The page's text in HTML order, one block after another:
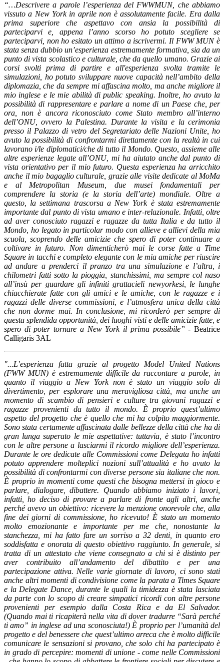
“…Descrivere a parole l’esperienza del FWWMUN, che abbiamo
vissuto a New York in aprile non è assolutamente facile. Era dalla
prima superiore che aspettavo con ansia la possibilità di
parteciparvi e, appena l’anno scorso ho potuto scegliere se
parteciparvi, non ho esitato un attimo a iscrivermi. Il FWW MUN è
stata senza dubbio un’esperienza estremamente formativa, sia da un
punto di vista scolastico e culturale, che da quello umano. Grazie ai
corsi svolti prima di partire e all'esperienza svolta tramite le
simulazioni, ho potuto sviluppare nuove capacità nell’ambito della
diplomazia, che da sempre mi affascina molto, ma anche migliore il
mio inglese e le mie abilità di public speaking. Inoltre, ho avuto la
possibilità di rappresentare e parlare a nome di un Paese che, per
ora, non è ancora riconosciuto come Stato membro all’interno
dell’ONU, ovvero la Palestina. Durante la visita e la cerimonia
presso il Palazzo di vetro del Segretariato delle Nazioni Unite, ho
avuto la possibilità di confrontarmi direttamente con la realtà in cui
lavorano i/le diplomatici/che di tutto il Mondo. Questo, assieme alle
altre esperienze legate all’ONU, mi ha aiutato anche dal punto di
vista orientativo per il mio futuro. Questa esperienza ha arricchito
anche il mio bagaglio culturale, grazie alle visite dedicate al MoMa
e al Metropolitan Museum, due musei fondamentali per
comprendere la storia (e la storia dell’arte) mondiale. Oltre a
questo, la settimana trascorsa a New York è stata estremamente
importante dal punto di vista umano e inter-relazionale. Infatti, oltre
ad aver conosciuto ragazzi e ragazze da tutta Italia e da tutto il
Mondo, ho legato in particolar modo con allieve e allievi della mia
scuola, scoprendo delle amicizie che spero di poter continuare a
coltivare in futuro. Non dimenticherò mai le corse fatte a Time
Square in tacchi e completo elegante con le mia amiche per riuscire
ad andare a prenderci il pranzo tra una simulazione e l’altra, i
chilometri fatti sotto la pioggia, stanchissimi, ma sempre col naso
all’insù per guardare gli infiniti grattacieli newyorkesi, le lunghe
chiacchierate fatte con gli amici e le amiche, con le ragazze e i
ragazzi delle diverse commissioni, e l’atmosfera unica della città
che non dorme mai. In conclusione, mi ricorderò per sempre di
questa splendida opportunità, dei luoghi visti e delle amicizie fatte, e
spero di poter tornare a New York il prima possibile”-Beatrice
Calligaris 3AL
"...L’esperienza fatta grazie al progetto Model United Nations
(FWW MUN) è estremamente difficile da raccontare a parole, in
quanto il viaggio a New York non è stato un viaggio solo di
divertimento, per esplorare una meravigliosa città, ma anche un
momento di scambio di pensieri e culture tra giovani ragazzi e
ragazze provenienti da tutto il mondo. È proprio quest’ultimo
aspetto del progetto che è quello che mi ha colpito maggiormente.
Sono stata certamente affascinata dalle bellezze della città che ha di
gran lunga superato le mie aspettative: tuttavia, è stato l’incontro
con le altre persone a lasciarmi il ricordo migliore dell’esperienza.
Durante le ore dedicate alle Commissioni come Delegata ho infatti
potuto apprendere molteplici nozioni sull’attualità e ho avuto la
possibilità di confrontarmi con diverse persone sia italiane che non.
È proprio in momenti come questi che bisogna mettersi in gioco e
parlare, dialogare, dibattere. Quando abbiamo iniziato i lavori,
infatti, ho deciso di provare a parlare di fronte agli altri, anche
perché avevo un obiettivo: ricevere la menzione onorevole che, alla
fine dei giorni di commissione, ho ricevuto! È stato un momento
molto emozionante e importante per me che, nonostante la
stanchezza, mi ha fatto fare un sorriso a 32 denti, in quanto ero
soddisfatta e onorata di questo obiettivo raggiunto. In generale, si
tratta di un attestato che viene consegnato a chi si è distinto per
aver contribuito all’andamento del dibattito e per una
partecipazione attiva. Nelle varie giornate di lavoro, ci sono stati
anche altri momenti di condivisione come la parata a Times Square
e la Delegate Dance, durante le quali la timidezza è stata lasciata
da parte con lo scopo di creare simpatici ricordi con altre persone
provenienti per esempio dalla Costa Rica e da El Salvador.
(Quando mai ti ricapiterà nella vita di dover tradurre “Sarà perché
ti amo” in inglese ad una sconosciuta!) È proprio per l’umanità del
progetto e del benessere che quest’ultimo arreca che è molto difficile
comunicare le sensazioni si provano, che solo chi ha partecipato è
in grado di percepire: momenti di unione - come nelle Commissioni